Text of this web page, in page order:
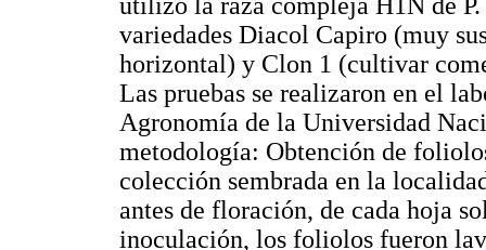
variedades Diacol Capiro (muy
horizontal) y Clon 1 (cultivar
Las pruebas se realizaron en el
Agronomía de la Universidad
metodología: Obtención de
colección sembrada en la
antes de floración, de cada hoja
inoculación, los foliolos fueron